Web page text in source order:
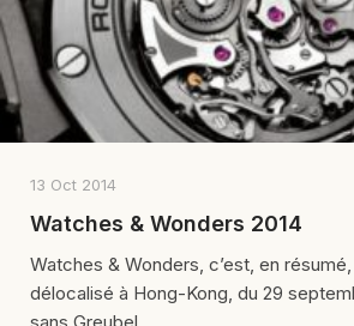
13 Oct 2014
Watches & Wonders 2014
Watches & Wonders, c’est, en résumé,
délocalisé à Hong-Kong, du 29